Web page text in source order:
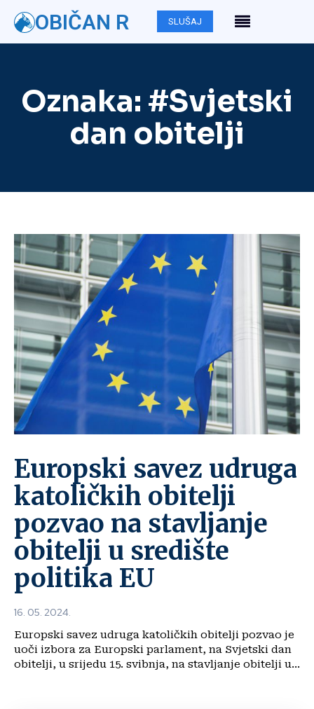
OBIČAN R SLUŠAJ
Oznaka: #Svjetski
dan obitelji
Europski savez udruga
katoličkih obitelji
pozvao na stavljanje
obitelji u središte
politika EU
16. 05. 2024.
Europski savez udruga katoličkih obitelji pozvao je
uoči izbora za Europski parlament, na Svjetski dan
obitelji, u srijedu 15. svibnja, na stavljanje obitelji u...